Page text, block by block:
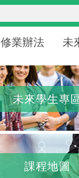
修業辦法 未
未來學生專
課程地圖